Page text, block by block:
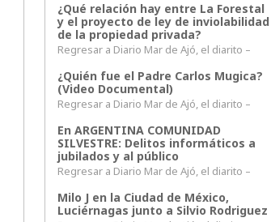
¿Qué relación hay entre La Forestal
y el proyecto de ley de inviolabilidad
de la propiedad privada?
Regresar a Diario Mar de Ajó, el diarito –
¿Quién fue el Padre Carlos Mugica?
(Video Documental)
Regresar a Diario Mar de Ajó, el diarito –
En ARGENTINA COMUNIDAD
SILVESTRE: Delitos informáticos a
jubilados y al público
Regresar a Diario Mar de Ajó, el diarito –
Milo J en la Ciudad de México,
Luciérnagas junto a Silvio Rodriguez